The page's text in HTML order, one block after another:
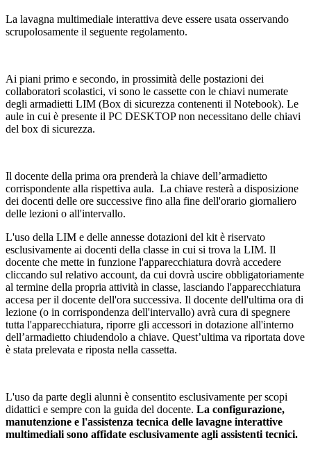
La lavagna multimediale interattiva deve essere usata osservando
scrupolosamente il seguente regolamento.
Ai piani primo e secondo, in prossimità delle postazioni dei
collaboratori scolastici, vi sono le cassette con le chiavi numerate
degli armadietti LIM (Box di sicurezza contenenti il Notebook). Le
aule in cui è presente il PC DESKTOP non necessitano delle chiavi
del box di sicurezza.
Il docente della prima ora prenderà la chiave dell’armadietto
corrispondente alla rispettiva aula. La chiave resterà a disposizione
dei docenti delle ore successive fino alla fine dell'orario giornaliero
delle lezioni o all'intervallo.
L'uso della LIM e delle annesse dotazioni del kit è riservato
esclusivamente ai docenti della classe in cui si trova la LIM. Il
docente che mette in funzione l'apparecchiatura dovrà accedere
cliccando sul relativo account, da cui dovrà uscire obbligatoriamente
al termine della propria attività in classe, lasciando l'apparecchiatura
accesa per il docente dell'ora successiva. Il docente dell'ultima ora di
lezione (o in corrispondenza dell'intervallo) avrà cura di spegnere
tutta l'apparecchiatura, riporre gli accessori in dotazione all'interno
dell’armadietto chiudendolo a chiave. Quest’ultima va riportata dove
è stata prelevata e riposta nella cassetta.
L'uso da parte degli alunni è consentito esclusivamente per scopi
didattici e sempre con la guida del docente. La configurazione,
manutenzione e l'assistenza tecnica delle lavagne interattive
multimediali sono affidate esclusivamente agli assistenti tecnici.